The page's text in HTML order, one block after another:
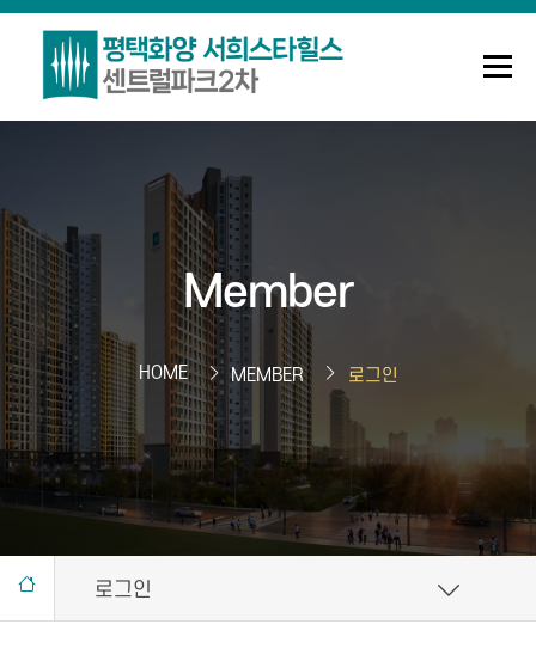
메뉴
조합안내 사업정보
Q&A 로그인 회원가입
Member
HOME MEMBER 로그인
로그인